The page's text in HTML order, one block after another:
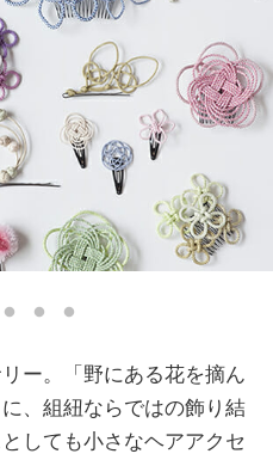
ー。「野にある花を摘ん
、組紐ならではの飾り結
しても小さなヘアアクセ